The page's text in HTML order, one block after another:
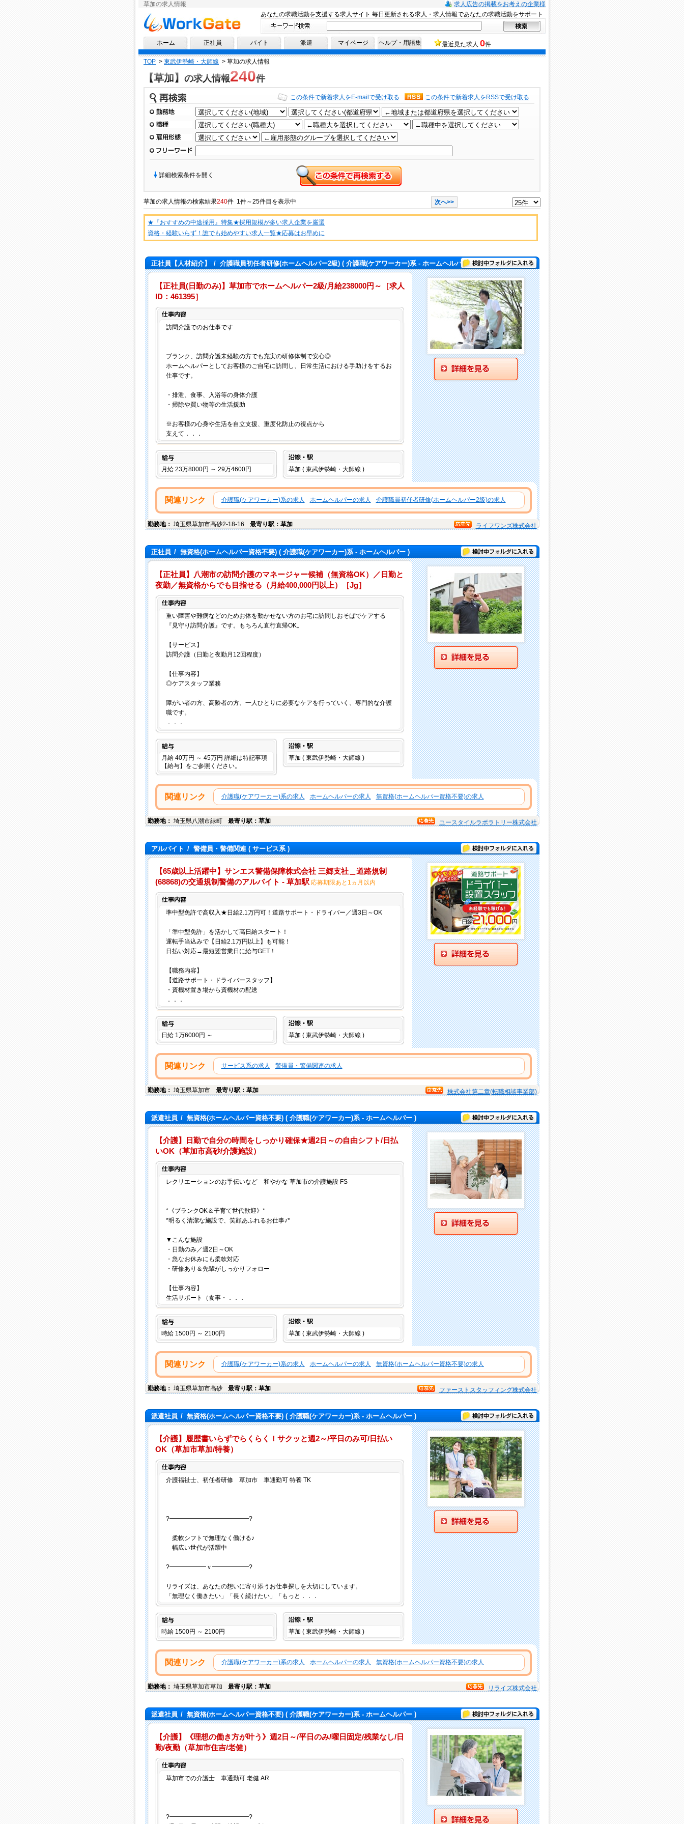
草加の求人情報
求人広告の掲載をお考えの企業様
求人情報ならワークゲートへ！
あなたの求職活動を支援する求人サイト 毎日更新される求人・求人情報であなたの求職活動をサポート
ホーム 正社員 バイト 派遣 マイページ ヘルプ・用語集 最近見た求人 0件
TOP > 東武伊勢崎・大師線 > 草加の求人情報
【草加】 の求人情報240件
再検索 この条件で新着求人をRSSで受け取る
この条件で新着求人をE-mailで受け取る
勤務地
職種
雇用形態
フリーワード
詳細検索条件を開く
草加の求人情報の検索結果240件 1件～25件目を表示中 次へ>>
★『おすすめの中途採用』特集★採用規模が多い求人企業を厳選
資格・経験いらず！誰でも始めやすい求人一覧★応募はお早めに
正社員【人材紹介】 / 介護職員初任者研修(ホームヘルパー2級)( 介護職(ケアワーカー)系 - ホームヘルパー )検討中フォルダに入れる
【正社員(日勤のみ)】草加市でホームヘルパー2級/月給238000円～［求人
ID：461395］
訪問介護でのお仕事です
ブランク、訪問介護未経験の方でも充実の研修体制で安心◎
ホームヘルパーとしてお客様のご自宅に訪問し、日常生活における手助けをするお
仕事です。
・排泄、食事、入浴等の身体介護
・掃除や買い物等の生活援助
※お客様の心身や生活を自立支援、重度化防止の視点から
支えて．．．
給与
月給 23万8000円 ～ 29万4600円 草加 ( 東武伊勢崎・大師線 )
関連リンク 介護職(ケアワーカー)系の求人 ホームヘルパーの求人 介護職員初任者研修(ホームヘルパー2級)の求人
勤務地： 埼玉県草加市高砂2-18-16 最寄り駅：草加 ライフワンズ株式会社
正社員 / 無資格(ホームヘルパー資格不要)( 介護職(ケアワーカー)系 - ホームヘルパー ) 検討中フォルダに入れる
【正社員】八潮市の訪問介護のマネージャー候補（無資格OK）／日勤と
夜勤／無資格からでも目指せる（月給400,000円以上）［Jg］
重い障害や難病などのためお体を動かせない方のお宅に訪問しおそばでケアする
『見守り訪問介護』です。もちろん直行直帰OK。
【サービス】
訪問介護（日勤と夜勤月12回程度）
【仕事内容】
◎ケアスタッフ業務
障がい者の方、高齢者の方、一人ひとりに必要なケアを行っていく、専門的な介護
職です。
．．．
給与
月給 40万円 ～ 45万円 詳細は特記事項
【給与】をご参照ください。
草加 ( 東武伊勢崎・大師線 )
関連リンク 介護職(ケアワーカー)系の求人 ホームヘルパーの求人 無資格(ホームヘルパー資格不要)の求人
勤務地： 埼玉県八潮市緑町 最寄り駅：草加 ユースタイルラボラトリー株式会社
アルバイト / 警備員・警備関連( サービス系 ) 検討中フォルダに入れる
【65歳以上活躍中】サンエス警備保障株式会社 三郷支社＿道路規制
(68868)の交通規制警備のアルバイト - 草加駅応募期限あと1ヵ月以内
準中型免許で高収入★日給2.1万円可！道路サポート・ドライバー／週3日～OK
「準中型免許」を活かして高日給スタート！
運転手当込みで【日給2.1万円以上】も可能！
日払い対応→最短翌営業日に給与GET！
【職務内容】
【道路サポート・ドライバースタッフ】
・資機材置き場から資機材の配送
．．．
給与
日給 1万6000円 ～ 草加 ( 東武伊勢崎・大師線 )
関連リンク サービス系の求人 警備員・警備関連の求人
勤務地： 埼玉県草加市 最寄り駅：草加 株式会社第二章(転職相談事業部)
派遣社員 / 無資格(ホームヘルパー資格不要)( 介護職(ケアワーカー)系 - ホームヘルパー ) 検討中フォルダに入れる
【介護】日勤で自分の時間をしっかり確保★週2日～の自由シフト/日払
いOK（草加市高砂/介護施設）
レクリエーションのお手伝いなど 和やかな 草加市の介護施設 FS
*《ブランクOK＆子育て世代歓迎》*
*明るく清潔な施設で、笑顔あふれるお仕事♪*
▼こんな施設
・日勤のみ／週2日～OK
・急なお休みにも柔軟対応
・研修あり＆先輩がしっかりフォロー
【仕事内容】
生活サポート（食事・．．．
給与
時給 1500円 ～ 2100円 草加 ( 東武伊勢崎・大師線 )
関連リンク 介護職(ケアワーカー)系の求人 ホームヘルパーの求人 無資格(ホームヘルパー資格不要)の求人
勤務地： 埼玉県草加市高砂 最寄り駅：草加 ファーストスタッフィング株式会社
派遣社員 / 無資格(ホームヘルパー資格不要)( 介護職(ケアワーカー)系 - ホームヘルパー ) 検討中フォルダに入れる
【介護】履歴書いらずでらくらく！サクッと週2～/平日のみ可/日払い
OK（草加市草加/特養）
介護福祉士、初任者研修 草加市 車通勤可 特養 TK
?━━━━━━━━━━━━━?
柔軟シフトで無理なく働ける♪
幅広い世代が活躍中
?━━━━━━ｖ━━━━━━?
リライズは、あなたの想いに寄り添うお仕事探しを大切にしています。
「無理なく働きたい」「長く続けたい」「もっと．．．
給与
時給 1500円 ～ 2100円 草加 ( 東武伊勢崎・大師線 )
関連リンク 介護職(ケアワーカー)系の求人 ホームヘルパーの求人 無資格(ホームヘルパー資格不要)の求人
勤務地： 埼玉県草加市草加 最寄り駅：草加 リライズ株式会社
派遣社員 / 無資格(ホームヘルパー資格不要)( 介護職(ケアワーカー)系 - ホームヘルパー ) 検討中フォルダに入れる
【介護】《理想の働き方が叶う》週2日～/平日のみ/曜日固定/残業なし/日
勤/夜勤（草加市住吉/老健）
草加市での介護士 車通勤可 老健 AR
?━━━━━━━━━━━━━?